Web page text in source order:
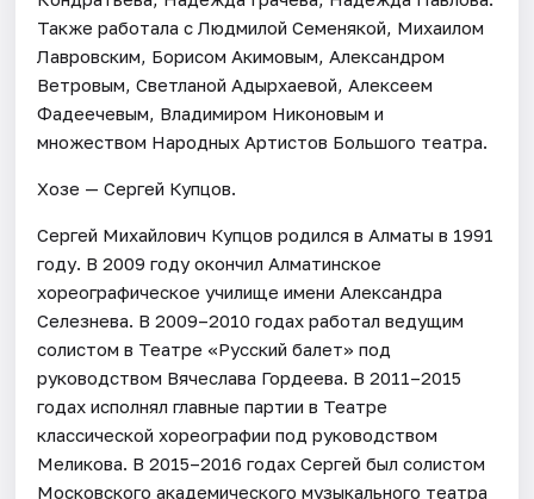
Также работала с Людмилой Семенякой, Михаилом
Лавровским, Борисом Акимовым, Александром
Ветровым, Светланой Адырхаевой, Алексеем
Фадеечевым, Владимиром Никоновым и
множеством Народных Артистов Большого театра.
Хозе — Сергей Купцов.
Сергей Михайлович Купцов родился в Алматы в 1991
году. В 2009 году окончил Алматинское
хореографическое училище имени Александра
Селезнева. В 2009–2010 годах работал ведущим
солистом в Театре «Русский балет» под
руководством Вячеслава Гордеева. В 2011–2015
годах исполнял главные партии в Театре
классической хореографии под руководством
Меликова. В 2015–2016 годах Сергей был солистом
Московского академического музыкального театра